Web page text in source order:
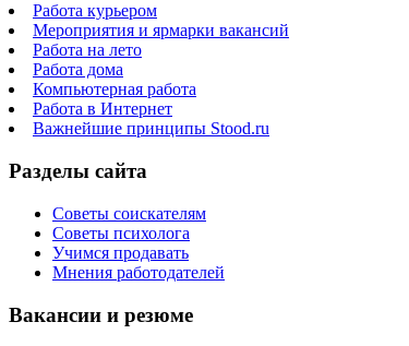
Работа курьером
Мероприятия и ярмарки вакансий
Работа на лето
Работа дома
Компьютерная работа
Работа в Интернет
Важнейшие принципы Stood.ru
Разделы сайта
Советы соискателям
Советы психолога
Учимся продавать
Мнения работодателей
Вакансии и резюме